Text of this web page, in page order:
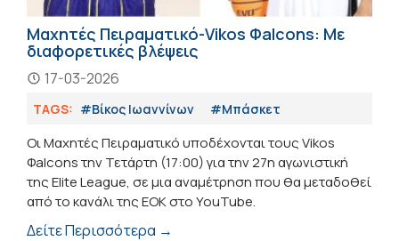
Μαχητές Πειραματικό-Vikos Φalcons: Με
διαφορετικές βλέψεις
17-03-2026
TAGS: #Βίκος Ιωαννίνων #Μπάσκετ
Οι Μαχητές Πειραματικό υποδέχονται τους Vikos
Φalcons την Τετάρτη (17:00) για την 27η αγωνιστική
της Elite League, σε μια αναμέτρηση που θα μεταδοθεί
από το κανάλι της ΕΟΚ στο YouTube.
Δείτε Περισσότερα →